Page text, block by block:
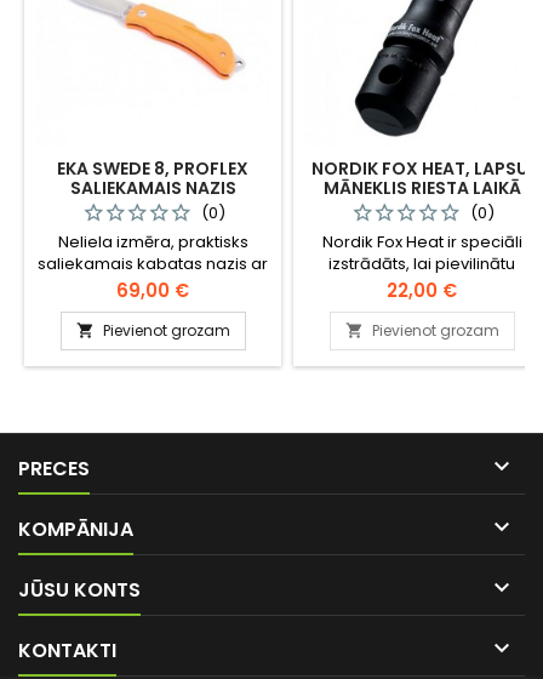
EKA SWEDE 8, PROFLEX
SALIEKAMAIS NAZIS
(0)
Neliela izmēra, praktisks
saliekamais kabatas nazis ar
stingru fiksējošo mehānismu.
Cena
69,00 €
 Pievienot grozam
NORDIK FOX HEAT, LAPSU,
MĀNEKLIS RIESTA LAIKĀ
(0)
Nordik Fox Heat ir speciāli
izstrādāts, lai pievilinātu
lapsas, kas pārošanās
periodā meklē sev partneri.
Tas ir efektīvs arī citos
gadalaikos, lai pievilinātu
lapsas, kas aizstāv savu
klusi.
Cena
22,00 €
 Pievienot grozam
PRECES 
KOMPĀNIJA 
JŪSU KONTS 
KONTAKTI 